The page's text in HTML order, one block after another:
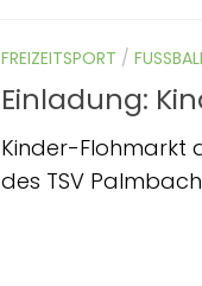
FREIZEITSPORT /
Einladung:
Kinder-Flohmarkt
des TSV